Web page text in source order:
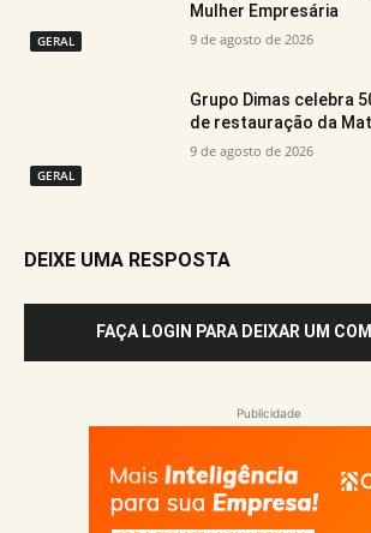
GERAL
Mulher Empresária
9 de agosto de 2026
GERAL
Grupo Dimas celebra
de restauração da
9 de agosto de 2026
DEIXE UMA RESPOSTA
FAÇA LOGIN PARA DEIXAR UM
Publicidade